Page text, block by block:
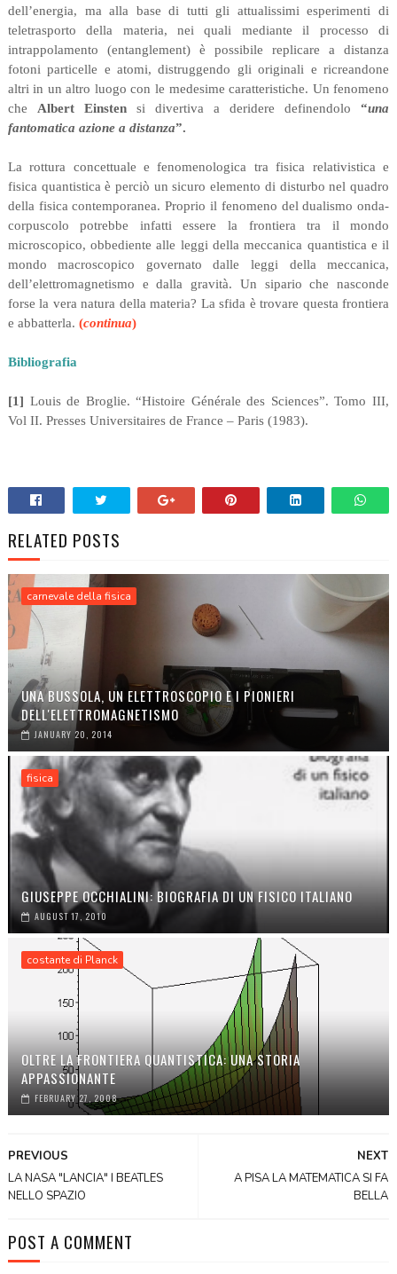
dell’energia, ma alla base di tutti gli attualissimi esperimenti di
teletrasporto della materia, nei quali mediante il processo di
intrappolamento (entanglement) è possibile replicare a distanza
fotoni particelle e atomi, distruggendo gli originali e ricreandone
altri in un altro luogo con le medesime caratteristiche. Un fenomeno
che Albert Einstensi divertiva a deridere definendolo “una
fantomatica azione a distanza”.
La rottura concettuale e fenomenologica tra fisica relativistica e
fisica quantistica è perciò un sicuro elemento di disturbo nel quadro
della fisica contemporanea. Proprio il fenomeno del dualismo onda-
corpuscolo potrebbe infatti essere la frontiera tra il mondo
microscopico, obbediente alle leggi della meccanica quantistica e il
mondo macroscopico governato dalle leggi della meccanica,
dell’elettromagnetismo e dalla gravità. Un sipario che nasconde
forse la vera natura della materia? La sfida è trovare questa frontiera
e abbatterla. (continua)
Bibliografia
[1] Louis de Broglie. “Histoire Générale des Sciences”. Tomo III,
Vol II. Presses Universitaires de France – Paris (1983).
RELATED POSTS
carnevale della fisica
UNA BUSSOLA, UN ELETTROSCOPIO E I PIONIERI
DELL'ELETTROMAGNETISMO
JANUARY 20, 2014
fisica
GIUSEPPE OCCHIALINI: BIOGRAFIA DI UN FISICO ITALIANO
AUGUST 17, 2010
costante di Planck
OLTRE LA FRONTIERA QUANTISTICA: UNA STORIA
APPASSIONANTE
FEBRUARY 27, 2008
NEXT
A PISA LA MATEMATICA SI FA
BELLA
PREVIOUS
LA NASA "LANCIA" I BEATLES
NELLO SPAZIO
POST A COMMENT